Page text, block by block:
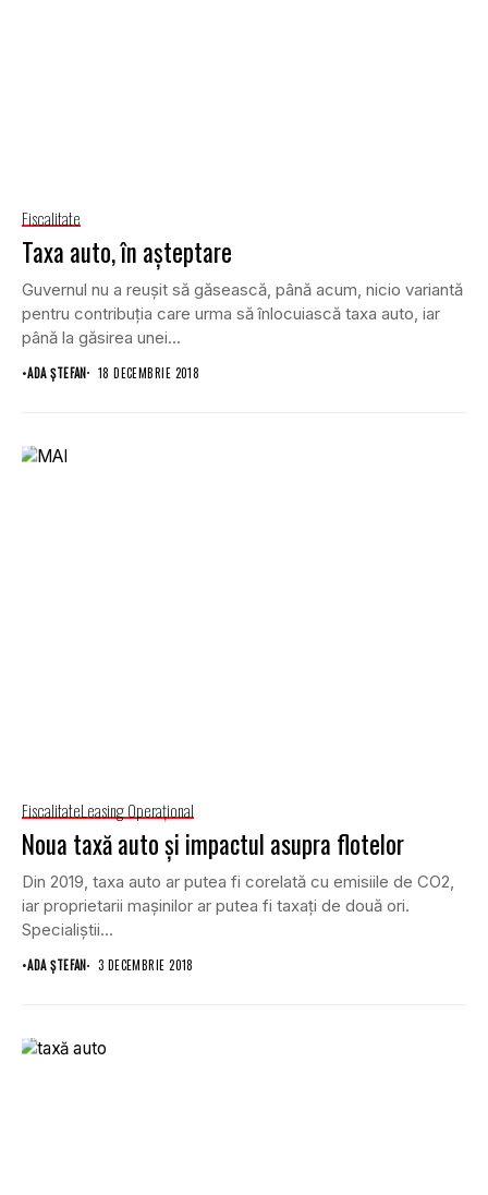
Fiscalitate
Taxa auto, în aşteptare
Guvernul nu a reuşit să găsească, până acum, nicio variantă
pentru contribuţia care urma să înlocuiască taxa auto, iar
până la găsirea unei...
•ADA ȘTEFAN 18 DECEMBRIE 2018
FiscalitateLeasing Operaţional
Noua taxă auto şi impactul asupra flotelor
Din 2019, taxa auto ar putea fi corelată cu emisiile de CO2,
iar proprietarii maşinilor ar putea fi taxaţi de două ori.
Specialiştii...
•ADA ȘTEFAN 3 DECEMBRIE 2018